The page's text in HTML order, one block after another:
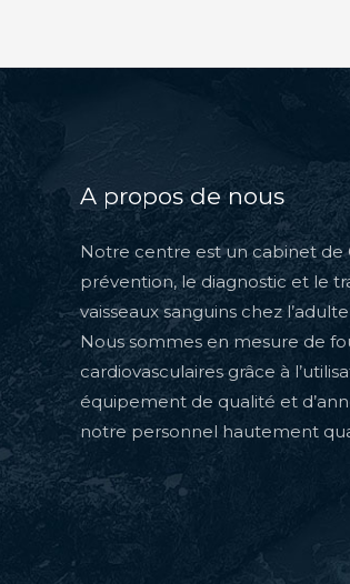
l’article
A propos de nous
Notre centre est un cabinet de
prévention, le diagnostic et le
vaisseaux sanguins chez
Nous sommes en mesure de
cardiovasculaires grâce à
équipement de qualité et
notre personnel hautement